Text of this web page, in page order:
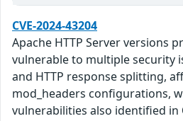
CVE-2024-43204
Apache HTTP Server versions
vulnerable to multiple security
and HTTP response splitting,
mod_headers configurations,
vulnerabilities also identified in